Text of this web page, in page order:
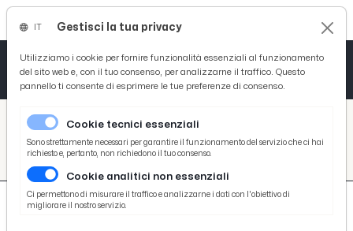
/ Picenotime
/ search
/
Gestisci la tua privacy
Utilizziamo i cookie per fornire funzionalità essenziali al funzionamento
del sito web e, con il tuo consenso, per analizzarne il traffico. Questo
pannello ti consente di esprimere le tue preferenze di consenso.
Cookie tecnici essenziali
Sono strettamente necessari per garantire il funzionamento del servizio che ci hai
richiesto e, pertanto, non richiedono il tuo consenso.
Cookie analitici non essenziali
Ci permettono di misurare il traffico e analizzarne i dati con l'obiettivo di
migliorare il nostro servizio.
Tutto News
Tutto Sport
Basket
Ciclismo
Tutto Curiosità